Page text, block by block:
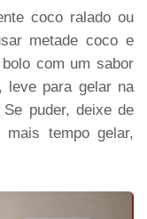
coco ralado ou
metade coco e
com um sabor
leve para gelar na
puder, deixe de
tempo gelar,